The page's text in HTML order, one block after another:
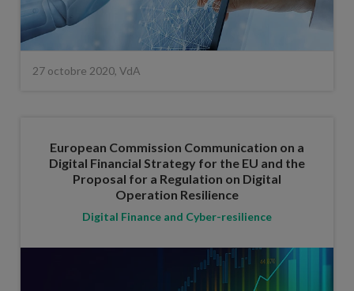
27 octobre 2020, VdA
European Commission Communication on a
Digital Financial Strategy for the EU and the
Proposal for a Regulation on Digital
Operation Resilience
Digital Finance and Cyber-resilience